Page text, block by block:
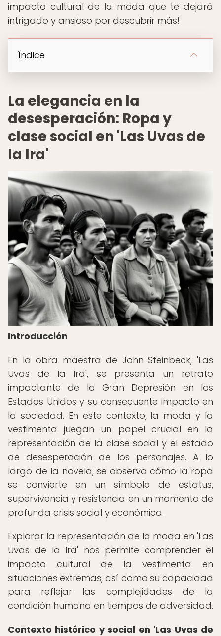
impacto cultural de la moda que te dejará
intrigado y ansioso por descubrir más!
Índice
La elegancia en la
desesperación: Ropa y
clase social en 'Las Uvas de
la Ira'
Introducción
En la obra maestra de John Steinbeck, 'Las
Uvas de la Ira', se presenta un retrato
impactante de la Gran Depresión en los
Estados Unidos y su consecuente impacto en
la sociedad. En este contexto, la moda y la
vestimenta juegan un papel crucial en la
representación de la clase social y el estado
de desesperación de los personajes. A lo
largo de la novela, se observa cómo la ropa
se convierte en un símbolo de estatus,
supervivencia y resistencia en un momento de
profunda crisis social y económica.
Explorar la representación de la moda en 'Las
Uvas de la Ira' nos permite comprender el
impacto cultural de la vestimenta en
situaciones extremas, así como su capacidad
para reflejar las complejidades de la
condición humana en tiempos de adversidad.
Contexto histórico y social en 'Las Uvas de